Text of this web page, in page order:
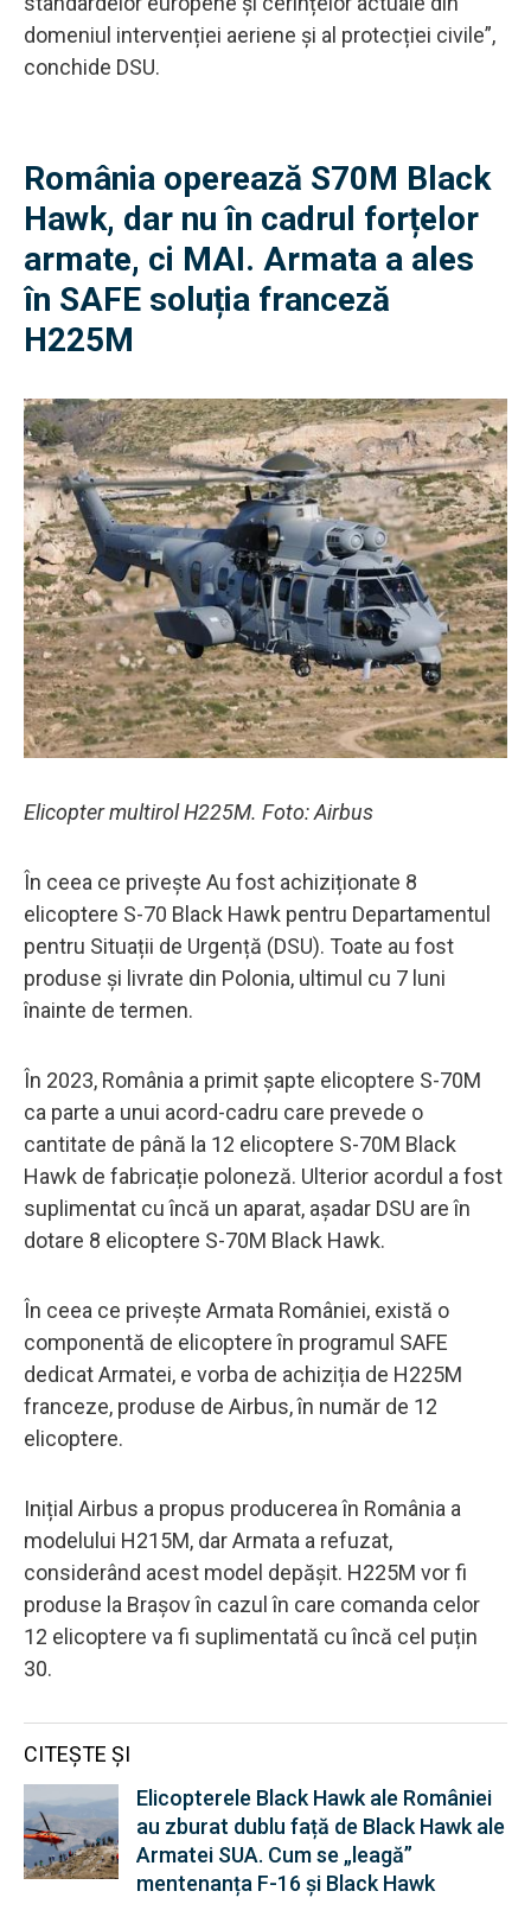
domeniul intervenției aeriene și al protecției civile”,
conchide DSU.
România operează S70M Black
Hawk, dar nu în cadrul forțelor
armate, ci MAI. Armata a ales
în SAFE soluția franceză
H225M
Elicopter multirol H225M. Foto: Airbus
În ceea ce privește Au fost achiziționate 8
elicoptere S-70 Black Hawk pentru Departamentul
pentru Situații de Urgență (DSU). Toate au fost
produse și livrate din Polonia, ultimul cu 7 luni
înainte de termen.
În 2023, România a primit șapte elicoptere S-70M
ca parte a unui acord-cadru care prevede o
cantitate de până la 12 elicoptere S-70M Black
Hawk de fabricație poloneză. Ulterior acordul a fost
suplimentat cu încă un aparat, așadar DSU are în
dotare 8 elicoptere S-70M Black Hawk.
În ceea ce privește Armata României, există o
componentă de elicoptere în programul SAFE
dedicat Armatei, e vorba de achiziția de H225M
franceze, produse de Airbus, în număr de 12
elicoptere.
Inițial Airbus a propus producerea în România a
modelului H215M, dar Armata a refuzat,
considerând acest model depășit. H225M vor fi
produse la Brașov în cazul în care comanda celor
12 elicoptere va fi suplimentată cu încă cel puțin
30.
CITEȘTE ȘI
Elicopterele Black Hawk ale României
au zburat dublu față de Black Hawk ale
Armatei SUA. Cum se „leagă”
mentenanța F-16 și Black Hawk